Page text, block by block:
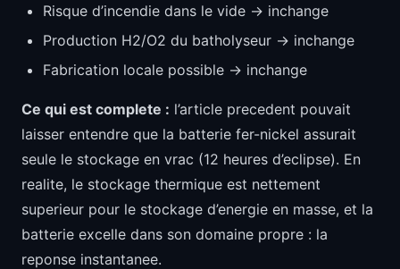
Risque d’incendie dans le vide -> inchange
Production H2/O2 du batholyseur -> inchange
Fabrication locale possible -> inchange
Ce qui est complete : l’article precedent pouvait
laisser entendre que la batterie fer-nickel assurait
seule le stockage en vrac (12 heures d’eclipse). En
realite, le stockage thermique est nettement
superieur pour le stockage d’energie en masse, et la
batterie excelle dans son domaine propre : la
reponse instantanee.